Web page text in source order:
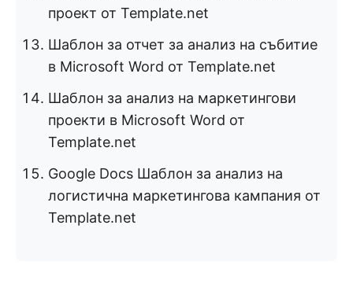
проект от Template.net
Шаблон за отчет за анализ на събитие
в Microsoft Word от Template.net
Шаблон за анализ на маркетингови
проекти в Microsoft Word от
Template.net
Google Docs Шаблон за анализ на
логистична маркетингова кампания от
Template.net